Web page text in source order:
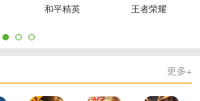
和平精英 王者荣耀
更多+